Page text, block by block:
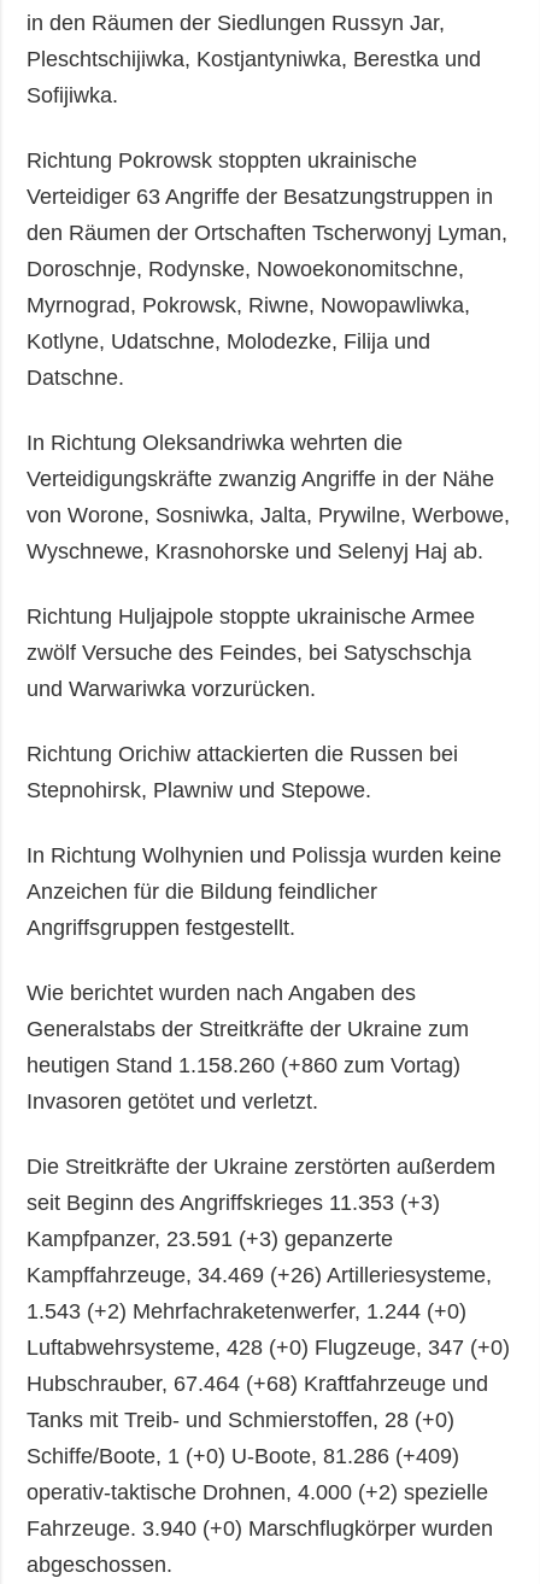
in den Räumen der Siedlungen Russyn Jar,
Pleschtschijiwka, Kostjantyniwka, Berestka und
Sofijiwka.
Richtung Pokrowsk stoppten ukrainische
Verteidiger 63 Angriffe der Besatzungstruppen in
den Räumen der Ortschaften Tscherwonyj Lyman,
Doroschnje, Rodynske, Nowoekonomitschne,
Myrnograd, Pokrowsk, Riwne, Nowopawliwka,
Kotlyne, Udatschne, Molodezke, Filija und
Datschne.
In Richtung Oleksandriwka wehrten die
Verteidigungskräfte zwanzig Angriffe in der Nähe
von Worone, Sosniwka, Jalta, Prywilne, Werbowe,
Wyschnewe, Krasnohorske und Selenyj Haj ab.
Richtung Huljajpole stoppte ukrainische Armee
zwölf Versuche des Feindes, bei Satyschschja
und Warwariwka vorzurücken.
Richtung Orichiw attackierten die Russen bei
Stepnohirsk, Plawniw und Stepowe.
In Richtung Wolhynien und Polissja wurden keine
Anzeichen für die Bildung feindlicher
Angriffsgruppen festgestellt.
Wie berichtet wurden nach Angaben des
Generalstabs der Streitkräfte der Ukraine zum
heutigen Stand 1.158.260 (+860 zum Vortag)
Invasoren getötet und verletzt.
Die Streitkräfte der Ukraine zerstörten außerdem
seit Beginn des Angriffskrieges 11.353 (+3)
Kampfpanzer, 23.591 (+3) gepanzerte
Kampffahrzeuge, 34.469 (+26) Artilleriesysteme,
1.543 (+2) Mehrfachraketenwerfer, 1.244 (+0)
Luftabwehrsysteme, 428 (+0) Flugzeuge, 347 (+0)
Hubschrauber, 67.464 (+68) Kraftfahrzeuge und
Tanks mit Treib- und Schmierstoffen, 28 (+0)
Schiffe/Boote, 1 (+0) U-Boote, 81.286 (+409)
operativ-taktische Drohnen, 4.000 (+2) spezielle
Fahrzeuge. 3.940 (+0) Marschflugkörper wurden
abgeschossen.